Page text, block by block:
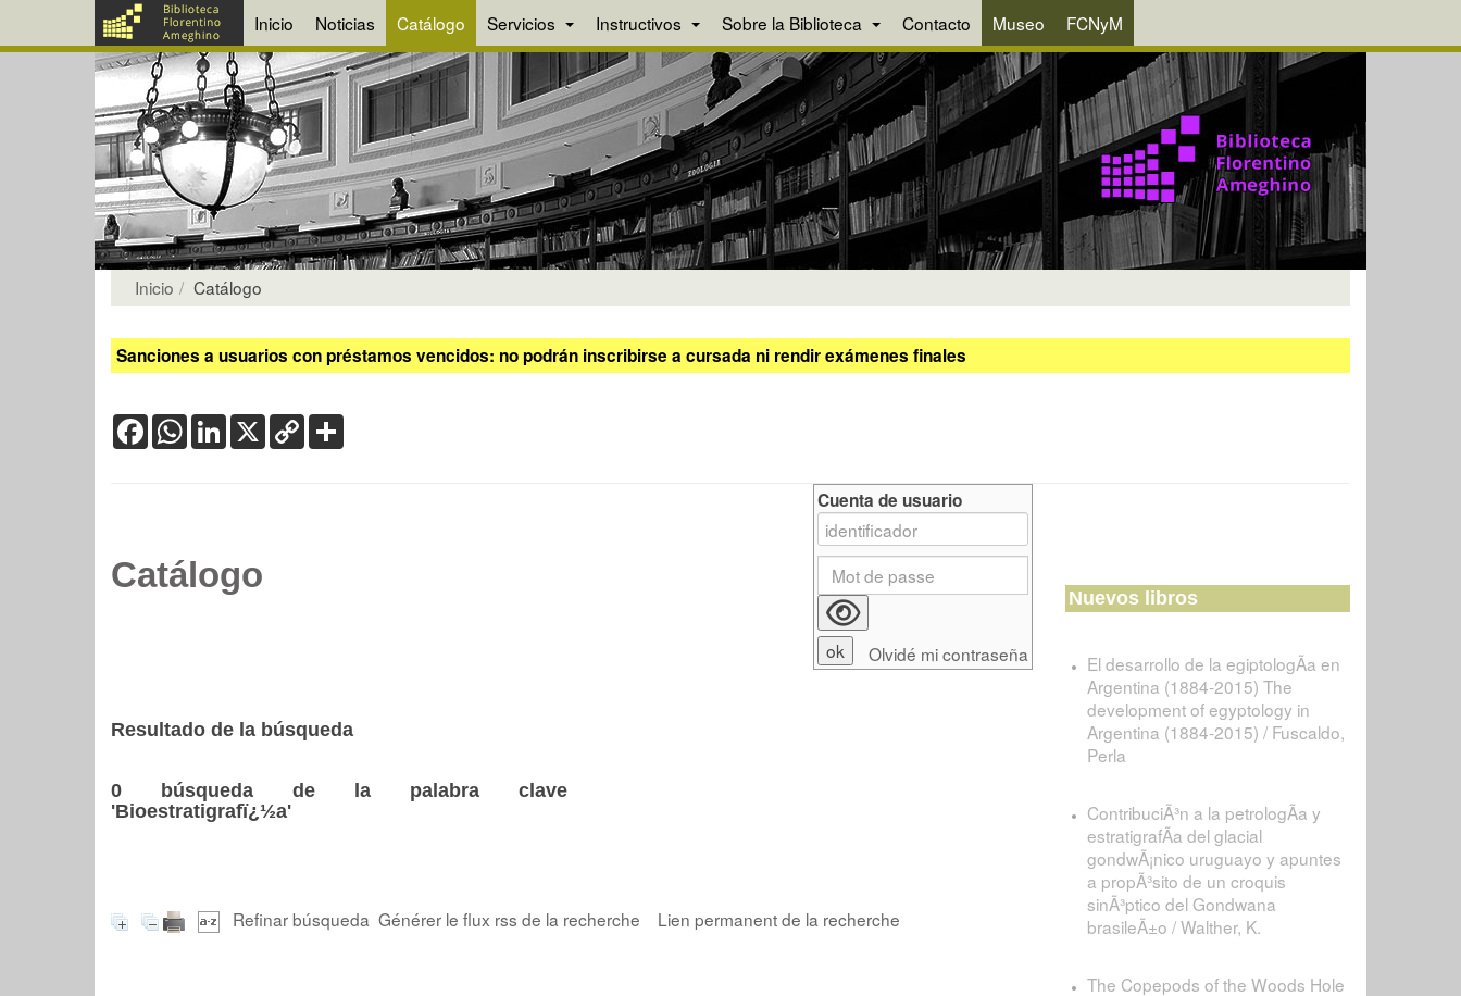
Inicio Noticias Catálogo Servicios Instructivos Sobre la Biblioteca Contacto Museo FCNyM
Inicio Catálogo
Sanciones a usuarios con préstamos vencidos: no podrán inscribirse a cursada ni rendir exámenes finales
FacebookWhatsApp
LinkedIn
X Copy
Link
Catálogo
Resultado de la búsqueda
0 búsqueda de la palabra clave
'Bioestratigrafï¿½a'
Refinar búsqueda Générer le flux rss de la recherche Lien permanent de la recherche
Cuenta de usuario
Olvidé mi contraseña
Nuevos libros
El desarrollo de la egiptologÃ­a en
Argentina (1884-2015) The
development of egyptology in
Argentina (1884-2015) / Fuscaldo,
Perla
ContribuciÃ³n a la petrologÃ­a y
estratigrafÃ­a del glacial
gondwÃ¡nico uruguayo y apuntes
a propÃ³sito de un croquis
sinÃ³ptico del Gondwana
brasileÃ±o / Walther, K.
The Copepods of the Woods Hole